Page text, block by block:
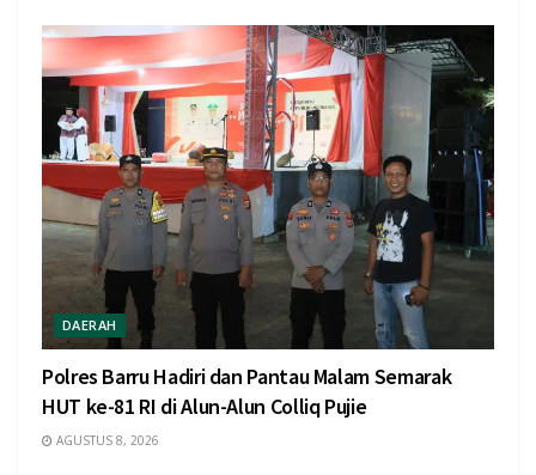
DAERAH
Polres Barru Hadiri dan Pantau Malam Semarak
HUT ke-81 RI di Alun-Alun Colliq Pujie
AGUSTUS 8, 2026